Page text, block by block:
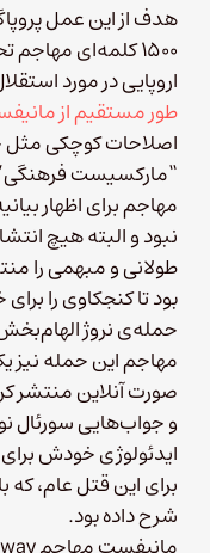
هدف از این عمل
اروپایی در مورد
طور مستقیم از
اصلاحات کوچکی مثل
“مارکسیست
مهاجم برای اظهار
نبود و البته هیچ
طولانی و مبهمی را
بود تا کنجکاوی را
حمله‌ی نروژ
صورت آنلاین منتشر
و جواب‌هایی سورئال
ایدئولوژی خودش
برای این قتل عام،
شرح داده بود.